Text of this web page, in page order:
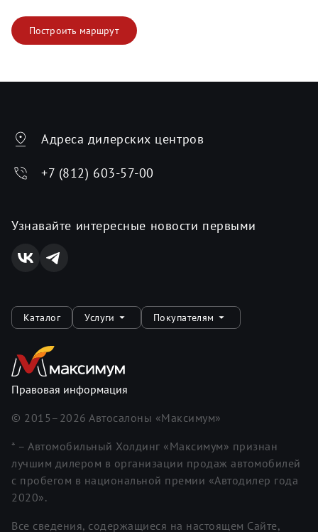
Построить маршрут
Адреса дилерских центров
+7 (812) 603-57-00
Узнавайте интересные новости первыми
Каталог Услуги Покупателям
Правовая информация
© 2015– 2026 Автосалоны «Максимум»
* – Автомобильный Холдинг «Максимум» признан
лучшим дилером в организации продаж автомобилей
с пробегом в национальной премии «Автодилер года
2020».
Все сведения, содержащиеся на настоящем Сайте,